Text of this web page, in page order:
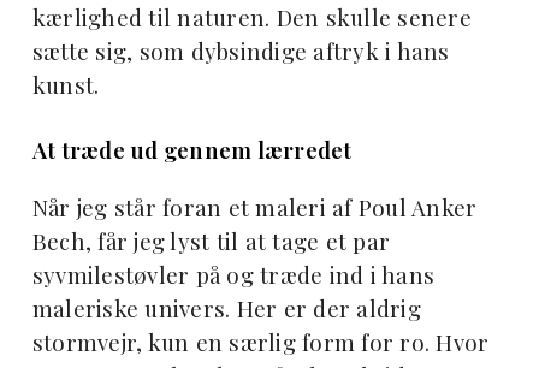
kærlighed til naturen. Den skulle senere
sætte sig, som dybsindige aftryk i hans
kunst.
At træde ud gennem lærredet
Når jeg står foran et maleri af Poul Anker
Bech, får jeg lyst til at tage et par
syvmilestøvler på og træde ind i hans
maleriske univers. Her er der aldrig
stormvejr, kun en særlig form for ro. Hvor